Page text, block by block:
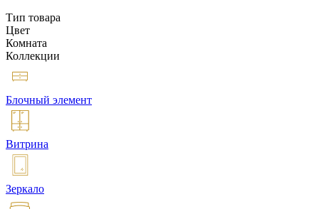
Тип товара
Цвет
Комната
Коллекции
Блочный элемент
Витрина
Зеркало